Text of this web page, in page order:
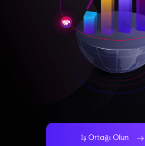
İş Ortağı Olun